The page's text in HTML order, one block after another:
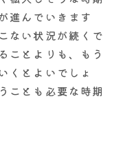
進んでいきます
ない状況が続くで
ことよりも、もう
くとよいでしょ
ことも必要な時期